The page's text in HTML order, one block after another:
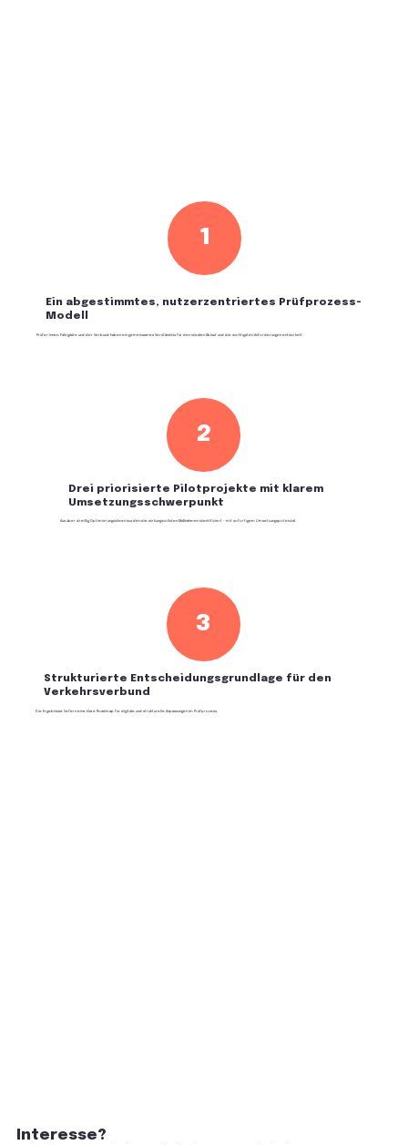
1
Ein abgestimmtes, nutzerzentriertes Prüfprozess-
Modell
Prüfer:innen, Fahrgäste und der Verbund haben ein gemeinsames Verständnis für den idealen Ablauf und die wichtigsten Anforderungen entwickelt.
2
Drei priorisierte Pilotprojekte mit klarem
Umsetzungsschwerpunkt
Aus über dreißig Optimierungsideen wurden die wirkungsvollsten Maßnahmen identifiziert – mit sofortigem Umsetzungspotenzial.
3
Strukturierte Entscheidungsgrundlage für den
Verkehrsverbund
Die Ergebnisse liefern eine klare Roadmap für digitale und strukturelle Anpassungen im Prüfprozess.
Interesse?